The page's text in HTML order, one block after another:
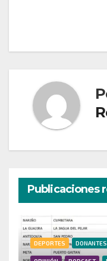
Publicaciones
DEPORTES DONANTES